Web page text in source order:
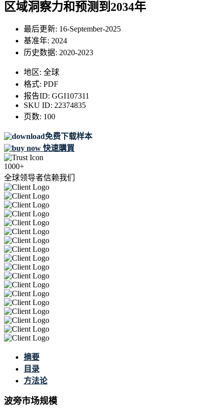
区域洞察力和预测到2034年
最后更新: 16-September-2025
基准年: 2024
历史数据: 2020-2023
地区: 全球
格式: PDF
报告ID: GGI107311
SKU ID: 22374835
页数: 100
免费下载样本
快速購買
1000+
全球领导者信赖我们
摘要
目录
方法论
波旁市场规模